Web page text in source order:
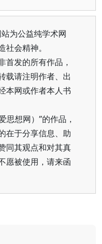
为公益纯学术网
会精神。
首发的所有作品，
载请注明作者、出
本网或作者本人书
思想网）”的作品，
在于分享信息、助
同其观点和对其真
愿被使用，请来函